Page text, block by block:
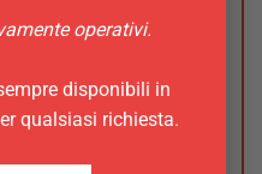
operativi.
disponibili in
qualsiasi richiesta.
Teschio 75 pz
pubblicare una